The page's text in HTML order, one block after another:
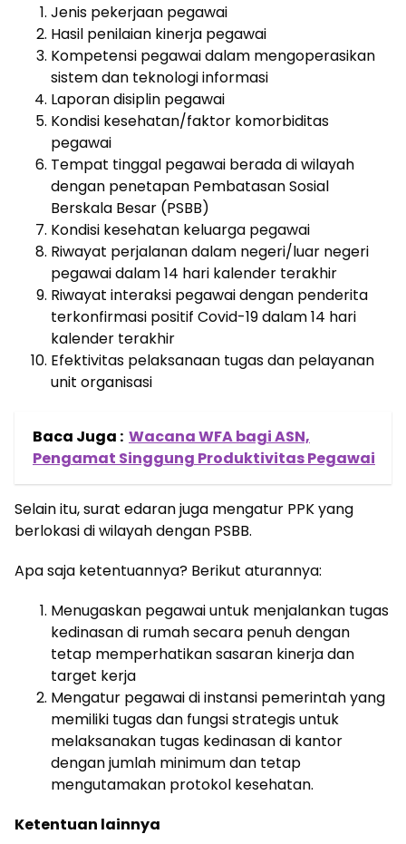
Jenis pekerjaan pegawai
Hasil penilaian kinerja pegawai
Kompetensi pegawai dalam mengoperasikan
sistem dan teknologi informasi
Laporan disiplin pegawai
Kondisi kesehatan/faktor komorbiditas
pegawai
Tempat tinggal pegawai berada di wilayah
dengan penetapan Pembatasan Sosial
Berskala Besar (PSBB)
Kondisi kesehatan keluarga pegawai
Riwayat perjalanan dalam negeri/luar negeri
pegawai dalam 14 hari kalender terakhir
Riwayat interaksi pegawai dengan penderita
terkonfirmasi positif Covid-19 dalam 14 hari
kalender terakhir
Efektivitas pelaksanaan tugas dan pelayanan
unit organisasi
Baca Juga : Wacana WFA bagi ASN,
Pengamat Singgung Produktivitas Pegawai
Selain itu, surat edaran juga mengatur PPK yang
berlokasi di wilayah dengan PSBB.
Apa saja ketentuannya? Berikut aturannya:
Menugaskan pegawai untuk menjalankan tugas
kedinasan di rumah secara penuh dengan
tetap memperhatikan sasaran kinerja dan
target kerja
Mengatur pegawai di instansi pemerintah yang
memiliki tugas dan fungsi strategis untuk
melaksanakan tugas kedinasan di kantor
dengan jumlah minimum dan tetap
mengutamakan protokol kesehatan.
Ketentuan lainnya